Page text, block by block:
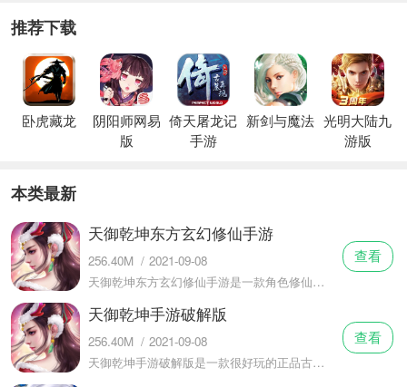
推荐下载
卧虎藏龙
阴阳师网易
版
倚天屠龙记
手游
新剑与魔法 光明大陆九
游版
本类最新
天御乾坤东方玄幻修仙手游
256.40M / 2021-09-08
天御乾坤东方玄幻修仙手游是一款角色修仙养成属性进阶升级快捷在线对战的手机游戏，天御乾坤东方玄幻修仙手游游戏中拥有丰富的在线传统战斗和即时PK的玩法，你可以学习轻功飞行战斗随时让你变身挑战海量的魔王副本，
查看
天御乾坤手游破解版
256.40M / 2021-09-08
天御乾坤手游破解版是一款很好玩的正品古装古风仙侠战斗多人在线竞技对战类玩法的手机游戏，天御乾坤手游破解版游戏中拥有丰富的副本和精品打造的横版游戏操作和战斗的方式，你可以选择游戏里面各种精选的神宠坐骑设
查看